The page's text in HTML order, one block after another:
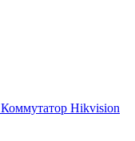
Коммутатор Hikvision